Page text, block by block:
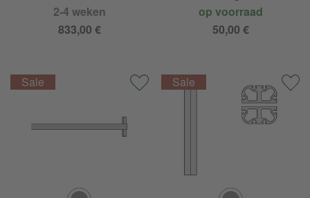
2-4 weken
833,00 €
op voorraad
50,00 €